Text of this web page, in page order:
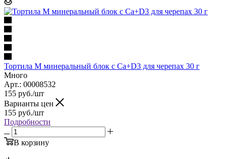
Тортила М минеральный блок с Ca+D3 для черепах 30 г
Много
Арт.: 00008532
155 руб./шт
Варианты цен
155 руб./шт
Подробности
В корзину